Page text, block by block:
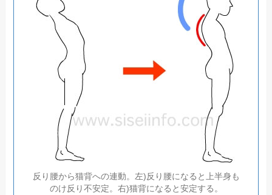
反り腰から猫背への連動。左)反り腰になると上半身も
のけ反り不安定。右)猫背になると安定する。